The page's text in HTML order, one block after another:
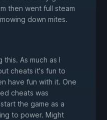
then went full steam
down mites.
As much as I
cheats it's fun to
have fun with it. One
cheats was
the game as a
to power. Might